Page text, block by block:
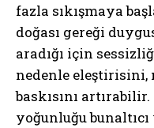
fazla sıkışmaya
doğası gereği
aradığı için
nedenle eleştirisini,
baskısını
yoğunluğu